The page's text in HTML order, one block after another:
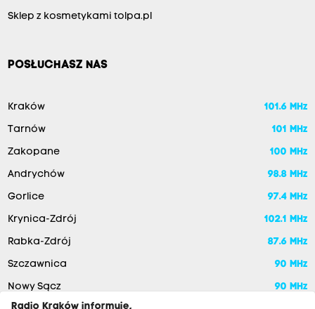
Sklep z kosmetykami tolpa.pl
POSŁUCHASZ NAS
Kraków 101.6 MHz
Tarnów 101 MHz
Zakopane 100 MHz
Andrychów 98.8 MHz
Gorlice 97.4 MHz
Krynica-Zdrój 102.1 MHz
Rabka-Zdrój 87.6 MHz
Szczawnica 90 MHz
Nowy Sącz
90 MHz
Radio Kraków informuje,